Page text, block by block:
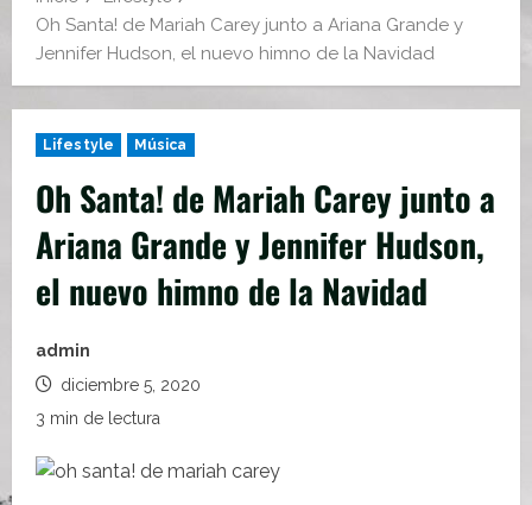
Oh Santa! de Mariah Carey junto a Ariana Grande y
Jennifer Hudson, el nuevo himno de la Navidad
Lifestyle Música
Oh Santa! de Mariah Carey junto a
Ariana Grande y Jennifer Hudson,
el nuevo himno de la Navidad
admin
diciembre 5, 2020
3 min de lectura